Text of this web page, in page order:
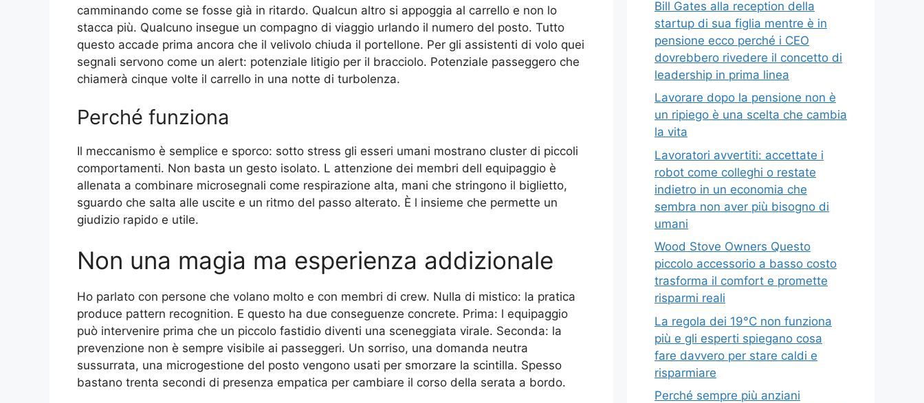
camminando come se fosse già in ritardo. Qualcun altro si appoggia al carrello e non lo
stacca più. Qualcuno insegue un compagno di viaggio urlando il numero del posto. Tutto
questo accade prima ancora che il velivolo chiuda il portellone. Per gli assistenti di volo quei
segnali servono come un alert: potenziale litigio per il bracciolo. Potenziale passeggero che
chiamerà cinque volte il carrello in una notte di turbolenza.
Perché funziona
Il meccanismo è semplice e sporco: sotto stress gli esseri umani mostrano cluster di piccoli
comportamenti. Non basta un gesto isolato. L attenzione dei membri dell equipaggio è
allenata a combinare microsegnali come respirazione alta, mani che stringono il biglietto,
sguardo che salta alle uscite e un ritmo del passo alterato. È l insieme che permette un
giudizio rapido e utile.
Non una magia ma esperienza addizionale
Ho parlato con persone che volano molto e con membri di crew. Nulla di mistico: la pratica
produce pattern recognition. E questo ha due conseguenze concrete. Prima: l equipaggio
può intervenire prima che un piccolo fastidio diventi una sceneggiata virale. Seconda: la
prevenzione non è sempre visibile ai passeggeri. Un sorriso, una domanda neutra
sussurrata, una microgestione del posto vengono usati per smorzare la scintilla. Spesso
bastano trenta secondi di presenza empatica per cambiare il corso della serata a bordo.
Bill Gates alla reception della
startup di sua figlia mentre è in
pensione ecco perché i CEO
dovrebbero rivedere il concetto di
leadership in prima linea
Lavorare dopo la pensione non è
un ripiego è una scelta che cambia
la vita
Lavoratori avvertiti: accettate i
robot come colleghi o restate
indietro in un economia che
sembra non aver più bisogno di
umani
Wood Stove Owners Questo
piccolo accessorio a basso costo
trasforma il comfort e promette
risparmi reali
La regola dei 19°C non funziona
più e gli esperti spiegano cosa
fare davvero per stare caldi e
risparmiare
Perché sempre più anziani